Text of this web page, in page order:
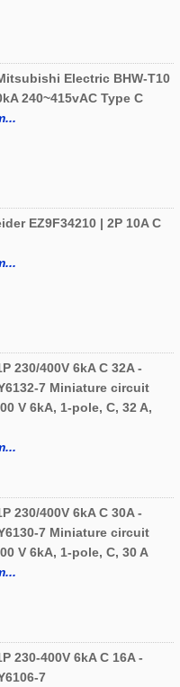
Electric BHW-T10
240~415vAC Type C
EZ9F34210 | 2P 10A C
230/400V 6kA C 32A -
7 Miniature circuit
V 6kA, 1-pole, C, 32 A,
230/400V 6kA C 30A -
7 Miniature circuit
V 6kA, 1-pole, C, 30 A
230-400V 6kA C 16A -
7